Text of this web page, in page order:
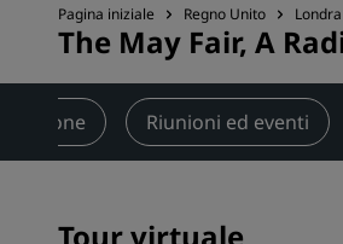
I nostri Marchi
Marchi Radisson Hotels
Pagina iniziale Regno Unito Londra
The May Fair, A
Riunioni ed eventi